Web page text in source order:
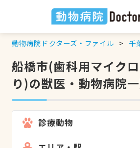
動物病院ドクターズ・ファイル 千
船橋市(歯科用マイク
り)の獣医・動物病院
診療動物